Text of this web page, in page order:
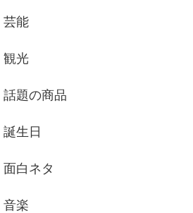
芸能
観光
話題の商品
誕生日
面白ネタ
音楽